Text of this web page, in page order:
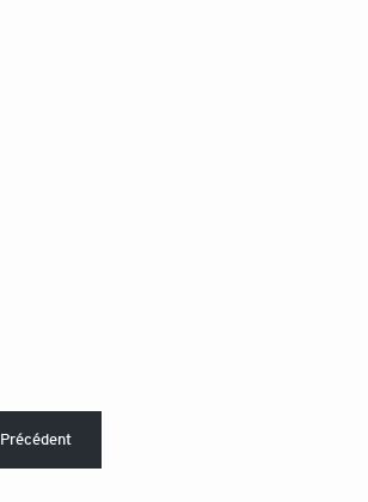
Précédent